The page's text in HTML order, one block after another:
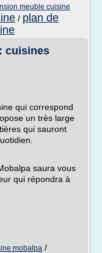
meuble cuisine
/ plan de
cuisines
qui correspond
un très large
qui sauront
saura vous
qui répondra à
mobalpa /